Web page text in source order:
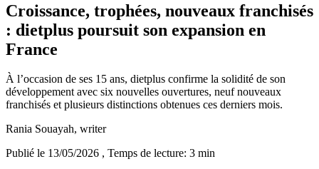
Croissance, trophées, nouveaux franchisés
: dietplus poursuit son expansion en
France
À l’occasion de ses 15 ans, dietplus confirme la solidité de son
développement avec six nouvelles ouvertures, neuf nouveaux
franchisés et plusieurs distinctions obtenues ces derniers mois.
Rania Souayah, writer
Publié le 13/05/2026 , Temps de lecture: 3 min